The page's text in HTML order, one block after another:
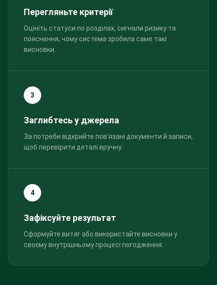
Перегляньте критерії
Оцініть статуси по розділах, сигнали ризику та
пояснення, чому система зробила саме такі
висновки.
3
Заглибтесь у джерела
За потреби відкрийте пов’язані документи й записи,
щоб перевірити деталі вручну.
4
Зафіксуйте результат
Сформуйте витяг або використайте висновки у
своєму внутрішньому процесі погодження.